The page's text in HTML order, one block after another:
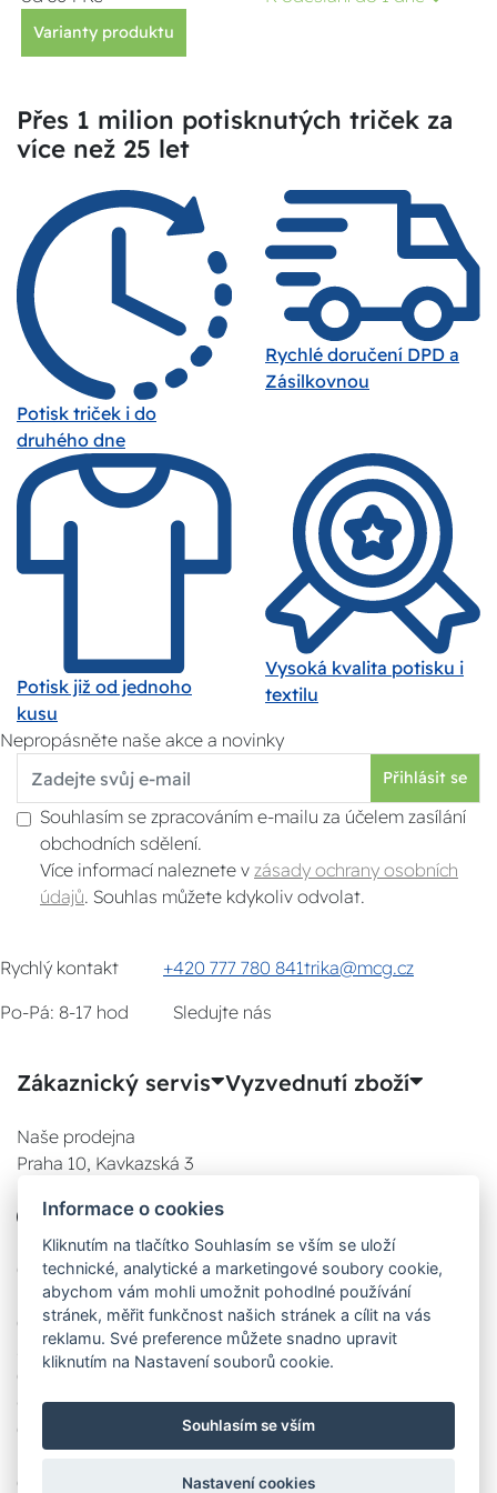
Varianty produktu
Přes 1 milion potisknutých triček za
více než 25 let
Potisk triček i do
druhého dne
Rychlé doručení DPD a
Zásilkovnou
Potisk již od jednoho
kusu
Vysoká kvalita potisku i
textilu
Nepropásněte naše akce a novinky
Přihlásit se
Souhlasím se zpracováním e-mailu za účelem zasílání
obchodních sdělení.
Více informací naleznete v zásady ochrany osobních
údajů . Souhlas můžete kdykoliv odvolat.
Rychlý kontakt +420 777 780 841trika@mcg.cz
Po-Pá: 8-17 hod
Sledujte nás
Zákaznický servis Vyzvednutí zboží
Naše prodejna
Praha 10, Kavkazská 3
777 780 841
08:00 - 17:00
08:00 - 17:00
08:00 - 17:00
Čt:
08:00 - 17:00
08:00 - 17:00
Informace o cookies
Kliknutím na tlačítko Souhlasím se vším se uloží
technické, analytické a marketingové soubory cookie,
abychom vám mohli umožnit pohodlné používání
stránek, měřit funkčnost našich stránek a cílit na vás
reklamu. Své preference můžete snadno upravit
kliknutím na Nastavení souborů cookie.
Souhlasím se vším
Nastavení cookies